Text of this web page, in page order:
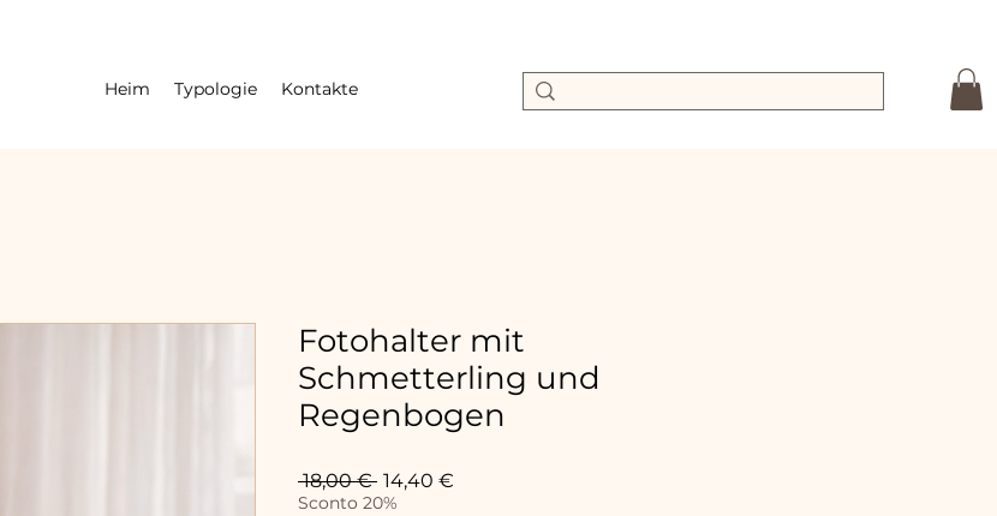
Heim Typologie Kontakte
Fotohalter mit
Schmetterling und
Regenbogen
18,00 € Standardpreis
14,40 €
Sconto 20%